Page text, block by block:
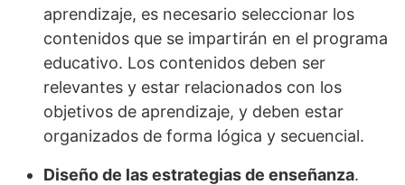
aprendizaje, es necesario seleccionar los
contenidos que se impartirán en el programa
educativo. Los contenidos deben ser
relevantes y estar relacionados con los
objetivos de aprendizaje, y deben estar
organizados de forma lógica y secuencial.
Diseño de las estrategias de enseñanza.